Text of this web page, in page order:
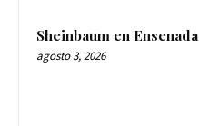
Sheinbaum en Ensenada
agosto 3, 2026